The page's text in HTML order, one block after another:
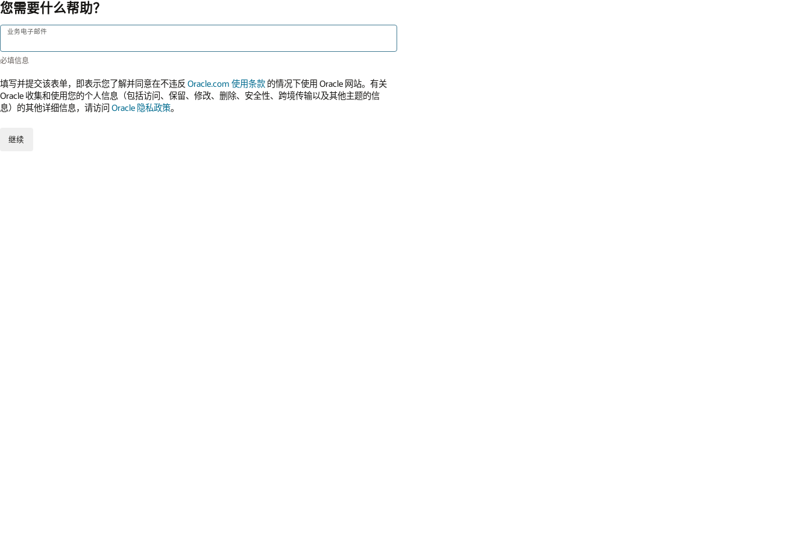
您需要什么帮助？
业务电子邮件
填写并提交该表单，即表示您了解并同意在不违反 Oracle.com 使用条款 的情况下使用 Oracle 网站。有关
Oracle 收集和使用您的个人信息（包括访问、保留、修改、删除、安全性、跨境传输以及其他主题的信
息）的其他详细信息，请访问 Oracle 隐私政策。
继续